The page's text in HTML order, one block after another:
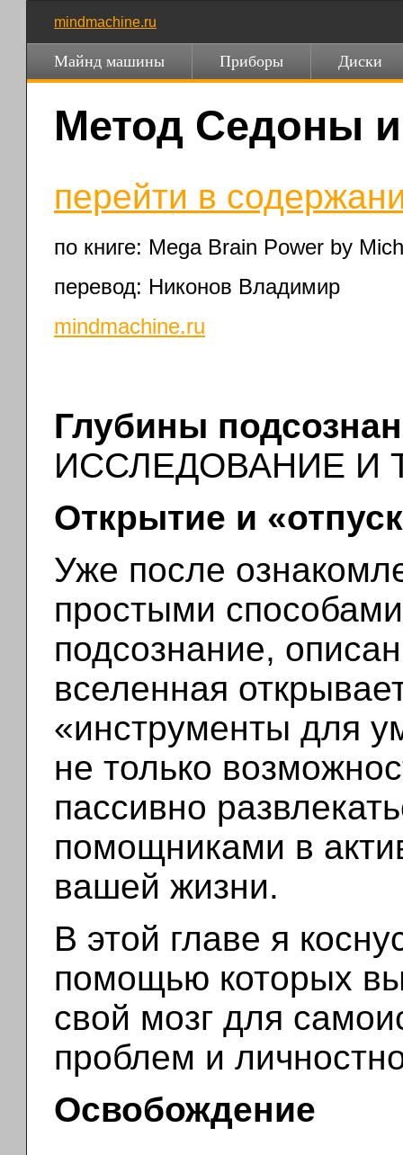
mindmachine.ru
Майнд машины Приборы Диски
Метод Седоны
перейти в
по книге: Mega Brain Power by
перевод: Никонов Владимир
mindmachine.ru
Глубины
ИССЛЕДОВАНИЕ И
Открытие и
Уже после
простыми
подсознание,
вселенная
«инструменты для
не только
пассивно
помощниками в
вашей жизни.
В этой главе я
помощью которых
свой мозг для
проблем и
Освобождение